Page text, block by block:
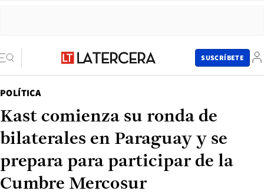
SUSCRÍBETE
POLÍTICA
Kast comienza su ronda de
bilaterales en Paraguay y se
prepara para participar de la
Cumbre Mercosur